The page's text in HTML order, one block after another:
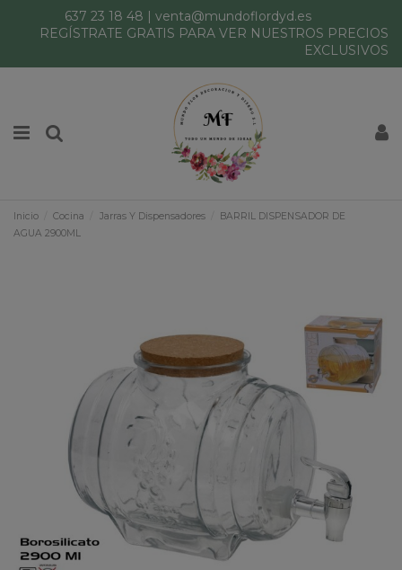
637 23 18 48 | venta@mundoflordyd.es
REGÍSTRATE GRATIS PARA VER NUESTROS PRECIOS
EXCLUSIVOS
Inicio Cocina Jarras Y Dispensadores
BARRIL DISPENSADOR DE
AGUA 2900ML